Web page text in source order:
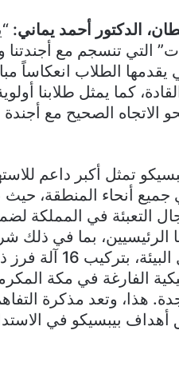
الدكتور أحمد يماني:
التي تنسجم مع أجندتنا
التي يقدمها الطلاب
كما يمثل طلابنا
الصحيح مع أجندة
تمثل أكبر داعم
جميع أنحاء المنطقة،
التعبئة في المملكة
الرئيسيين، بما في ذلك
المخلفات (واسكو)،
هذا، وتعد مذكرة
بيبسيكو في